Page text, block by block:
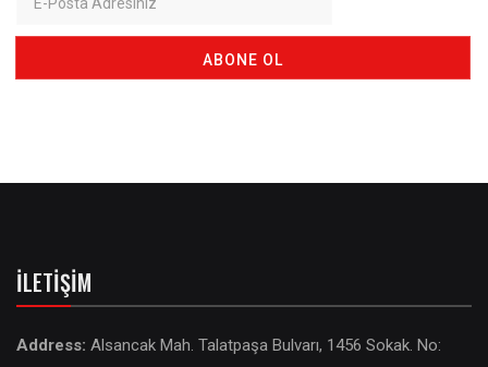
İLETIŞIM
Address: Alsancak Mah. Talatpaşa Bulvarı, 1456 Sokak. No: